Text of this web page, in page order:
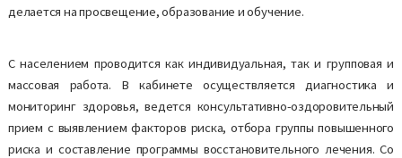
делается на просвещение, образование и обучение.
С населением проводится как индивидуальная, так и групповая и
массовая работа. В кабинете осуществляется диагностика и
мониторинг здоровья, ведется консультативно-оздоровительный
прием с выявлением факторов риска, отбора группы повышенного
риска и составление программы восстановительного лечения. Со